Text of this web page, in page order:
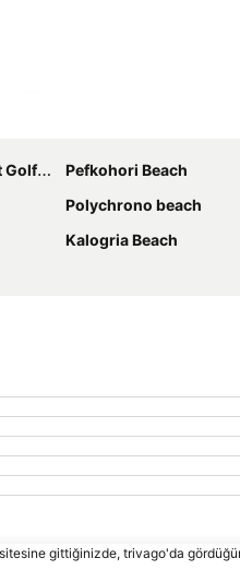
Club
Pefkohori Beach
Polychrono beach
Kalogria Beach
gittiğinizde, trivago'da